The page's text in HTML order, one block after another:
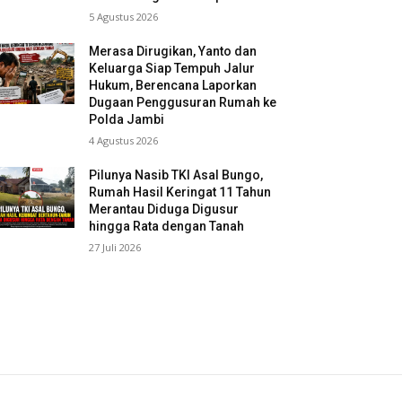
5 Agustus 2026
Merasa Dirugikan, Yanto dan
Keluarga Siap Tempuh Jalur
Hukum, Berencana Laporkan
Dugaan Penggusuran Rumah ke
Polda Jambi
4 Agustus 2026
Pilunya Nasib TKI Asal Bungo,
Rumah Hasil Keringat 11 Tahun
Merantau Diduga Digusur
hingga Rata dengan Tanah
27 Juli 2026